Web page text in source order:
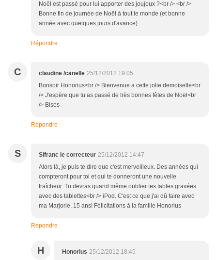
Noël est passé pour lui apporter des joujoux ?<br /> <br />
Bonne fin de journée de Noël à tout le monde (et bonne
année avec quelques jours d'avance).
Répondre
C claudine /canelle 25/12/2012 19:05
Bonsoir Honorius<br /> Bienvenue a cette jolie demoiselle<br
/> J'espère que tu as passé de très bonnes fêtes de Noël<br
/> Bises
Répondre
S Sifranc le correcteur 25/12/2012 14:47
Alors là, je puis te dire que c'est merveilleux. Des années qui
compteront pour toi et qui te donneront une nouvelle
fraîcheur. Tu devras quand même oublier tes tables gravées
avec des tablettes<br /> iPod. C'est ce que j'ai dû faire avec
ma Marjorie, 15 ans! Félicitations à la famille Honorius
Répondre
H Honorius 25/12/2012 18:45